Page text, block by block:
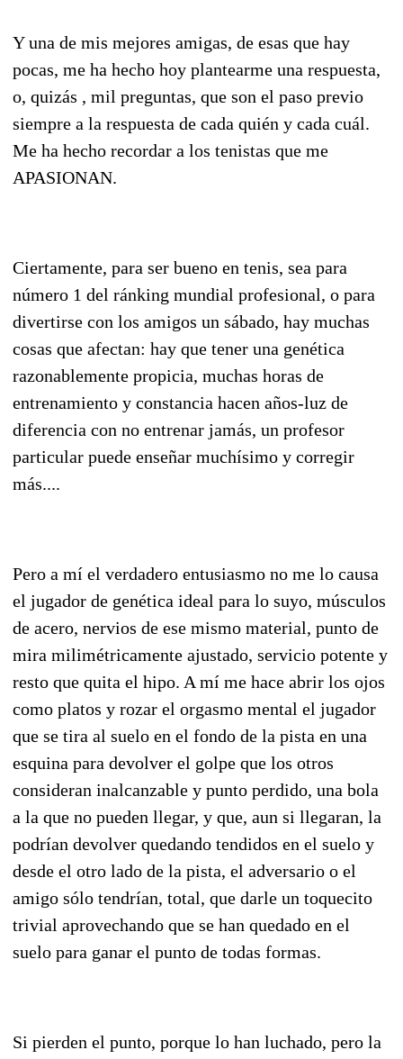
Y una de mis mejores amigas, de esas que hay
pocas, me ha hecho hoy plantearme una respuesta,
o, quizás , mil preguntas, que son el paso previo
siempre a la respuesta de cada quién y cada cuál.
Me ha hecho recordar a los tenistas que me
APASIONAN.
Ciertamente, para ser bueno en tenis, sea para
número 1 del ránking mundial profesional, o para
divertirse con los amigos un sábado, hay muchas
cosas que afectan: hay que tener una genética
razonablemente propicia, muchas horas de
entrenamiento y constancia hacen años-luz de
diferencia con no entrenar jamás, un profesor
particular puede enseñar muchísimo y corregir
más....
Pero a mí el verdadero entusiasmo no me lo causa
el jugador de genética ideal para lo suyo, músculos
de acero, nervios de ese mismo material, punto de
mira milimétricamente ajustado, servicio potente y
resto que quita el hipo. A mí me hace abrir los ojos
como platos y rozar el orgasmo mental el jugador
que se tira al suelo en el fondo de la pista en una
esquina para devolver el golpe que los otros
consideran inalcanzable y punto perdido, una bola
a la que no pueden llegar, y que, aun si llegaran, la
podrían devolver quedando tendidos en el suelo y
desde el otro lado de la pista, el adversario o el
amigo sólo tendrían, total, que darle un toquecito
trivial aprovechando que se han quedado en el
suelo para ganar el punto de todas formas.
Si pierden el punto, porque lo han luchado, pero la